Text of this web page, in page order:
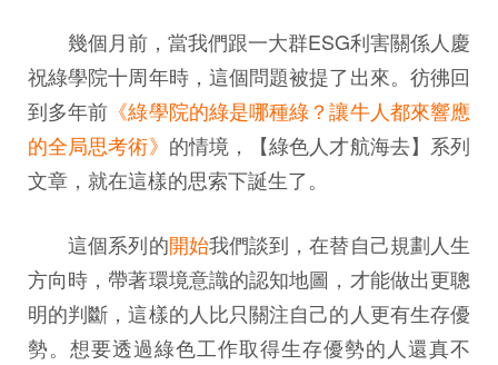
幾個月前，當我們跟一大群ESG利害關係人慶
祝綠學院十周年時，這個問題被提了出來。彷彿回
到多年前 《綠學院的綠是哪種綠？讓牛人都來響應
的全局思考術》 的情境，【綠色人才航海去】系列
文章，就在這樣的思索下誕生了。
這個系列的開始我們談到，在替自己規劃人生
方向時，帶著環境意識的認知地圖，才能做出更聰
明的判斷，這樣的人比只關注自己的人更有生存優
勢。想要透過綠色工作取得生存優勢的人還真不